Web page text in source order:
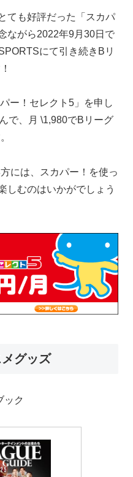
ても好評だった「スカパ
ながら2022年9月30日で
にて引き続きBリ
ー！セレクト5」を申し
で、月 \1,980でBリーグ
には、スカパー！を使っ
しむのはいかがでしょう
グッズ
ック